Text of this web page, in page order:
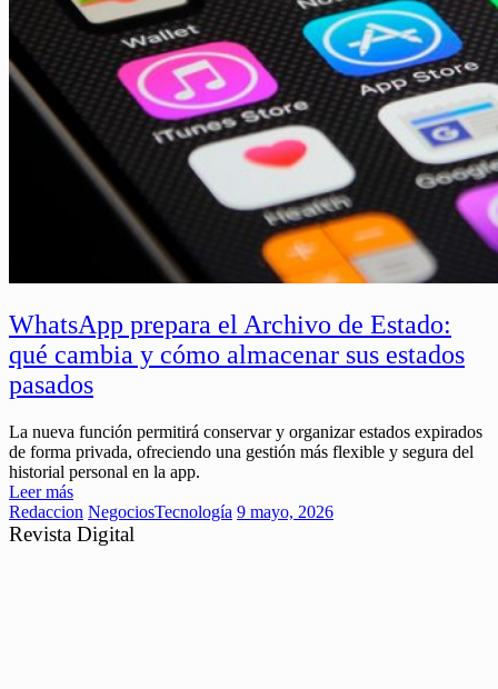
WhatsApp prepara el Archivo de Estado:
qué cambia y cómo almacenar sus estados
pasados
La nueva función permitirá conservar y organizar estados expirados
de forma privada, ofreciendo una gestión más flexible y segura del
historial personal en la app.
Leer más
Redaccion NegociosTecnología 9 mayo, 2026
Revista Digital